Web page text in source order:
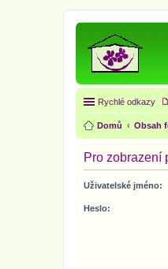
Rychlé odkazy
Domů Obsah
Pro zobrazení
Uživatelské jméno:
Heslo: